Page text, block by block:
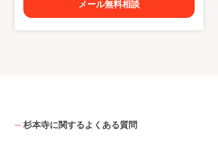
メール無料相談
杉本寺に関するよくある質問